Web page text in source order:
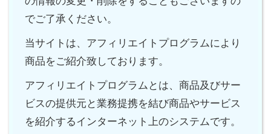
でご了承ください。
当サイトは、アフィリエイトプログラムにより
商品をご紹介致しております。
アフィリエイトプログラムとは、商品及びサー
ビスの提供元と業務提携を結び商品やサービス
を紹介するインターネット上のシステムです。